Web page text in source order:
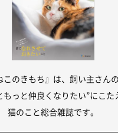
このきもち』は、飼い主さんの
もっと仲良くなりたい”にこた
猫のこと総合雑誌です。